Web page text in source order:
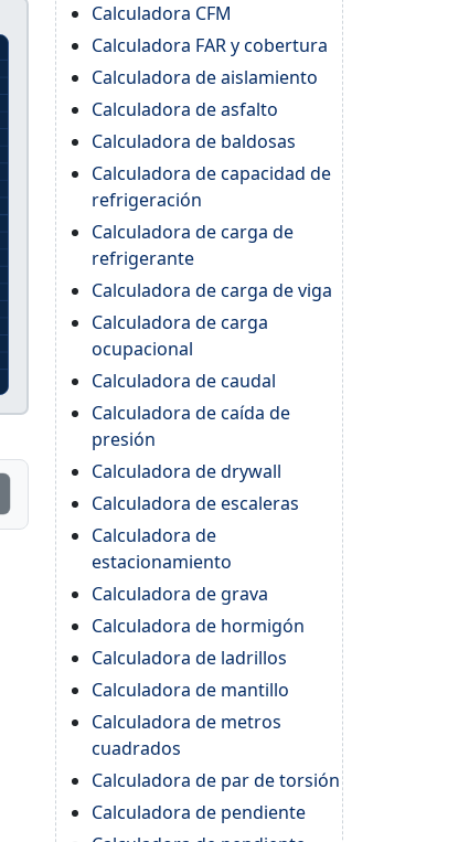
Calculadora CFM
Calculadora FAR y cobertura
Calculadora de aislamiento
Calculadora de asfalto
Calculadora de baldosas
Calculadora de capacidad de
refrigeración
Calculadora de carga de
refrigerante
Calculadora de carga de viga
Calculadora de carga
ocupacional
Calculadora de caudal
Calculadora de caída de
presión
Calculadora de drywall
Calculadora de escaleras
Calculadora de
estacionamiento
Calculadora de grava
Calculadora de hormigón
Calculadora de ladrillos
Calculadora de mantillo
Calculadora de metros
cuadrados
Calculadora de par de torsión
Calculadora de pendiente